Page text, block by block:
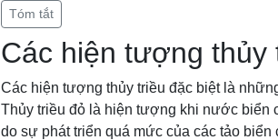
Tóm tắt
Các hiện tượng thủy
Các hiện tượng thủy triều đặc biệt là
Thủy triều đỏ là hiện tượng khi nước biển
do sự phát triển quá mức của các tảo